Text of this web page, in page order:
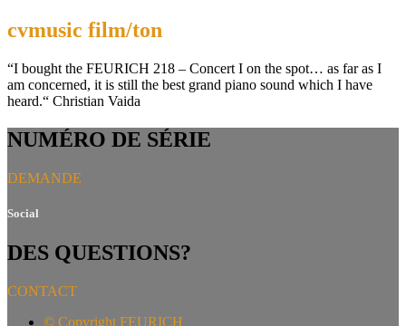
cvmusic film/ton
“I bought the FEURICH 218 – Concert I on the spot… as far as I
am concerned, it is still the best grand piano sound which I have
heard.“ Christian Vaida
NUMÉRO DE SÉRIE
DEMANDE
Social
DES QUESTIONS?
CONTACT
© Copyright FEURICH